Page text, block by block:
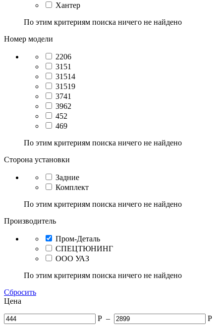
Хантер
По этим критериям поиска ничего не найдено
Номер модели
2206
3151
31514
31519
3741
3962
452
469
По этим критериям поиска ничего не найдено
Сторона установки
Задние
Комплект
По этим критериям поиска ничего не найдено
Производитель
Пром-Деталь
СПЕЦТЮНИНГ
ООО УАЗ
По этим критериям поиска ничего не найдено
Сбросить
Цена
Р – Р